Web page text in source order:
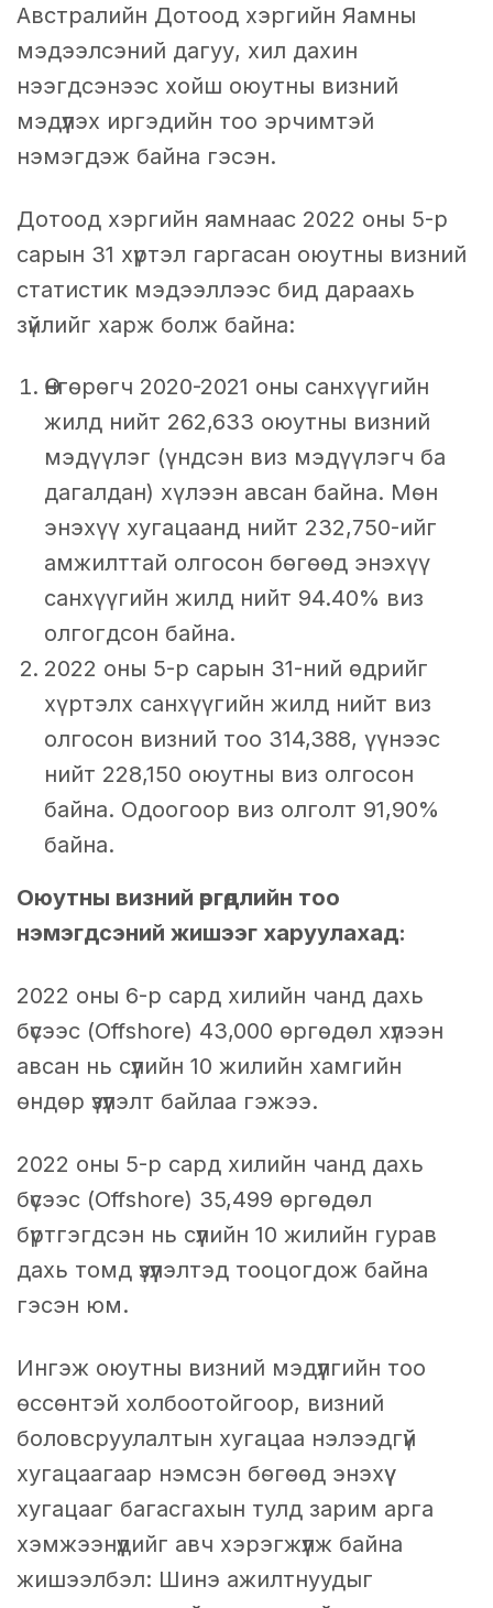
Австралийн Дотоод хэргийн Яамны
мэдээлсэний дагуу, хил дахин
нээгдсэнээс хойш оюутны визний
мэдүүлэх иргэдийн тоо эрчимтэй
нэмэгдэж байна гэсэн.
Дотоод хэргийн яамнаас 2022 оны 5-р
сарын 31 хүртэл гаргасан оюутны визний
статистик мэдээллээс бид дараахь
зүйлийг харж болж байна:
Өнгөрөгч 2020-2021 оны санхүүгийн
жилд нийт 262,633 оюутны визний
мэдүүлэг (үндсэн виз мэдүүлэгч ба
дагалдан) хүлээн авсан байна. Мөн
энэхүү хугацаанд нийт 232,750-ийг
амжилттай олгосон бөгөөд энэхүү
санхүүгийн жилд нийт 94.40% виз
олгогдсон байна.
2022 оны 5-р сарын 31-ний өдрийг
хүртэлх санхүүгийн жилд нийт виз
олгосон визний тоо 314,388, үүнээс
нийт 228,150 оюутны виз олгосон
байна. Одоогоор виз олголт 91,90%
байна.
Оюутны визний өргөдлийн тоо
нэмэгдсэний жишээг харуулахад:
2022 оны 6-р сард хилийн чанд дахь
бүсээс (Offshore) 43,000 өргөдөл хүлээн
авсан нь сүүлийн 10 жилийн хамгийн
өндөр үзүүлэлт байлаа гэжээ.
2022 оны 5-р сард хилийн чанд дахь
бүсээс (Offshore) 35,499 өргөдөл
бүртгэгдсэн нь сүүлийн 10 жилийн гурав
дахь томд үзүүлэлтэд тооцогдож байна
гэсэн юм.
Ингэж оюутны визний мэдүүлгийн тоо
өссөнтэй холбоотойгоор, визний
боловсруулалтын хугацаа нэлээдгүй
хугацаагаар нэмсэн бөгөөд энэхүү
хугацааг багасгахын тулд зарим арга
хэмжээнүүдийг авч хэрэгжүүлж байна
жишээлбэл: Шинэ ажилтнуудыг